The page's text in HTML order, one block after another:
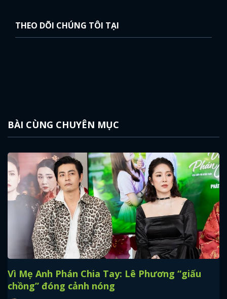
THEO DÕI CHÚNG TÔI TẠI
BÀI CÙNG CHUYÊN MỤC
Vì Mẹ Anh Phán Chia Tay: Lê Phương “giấu
chồng” đóng cảnh nóng